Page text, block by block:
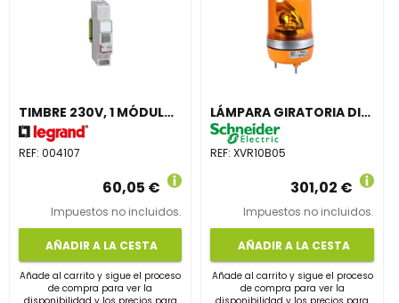
TIMBRE 230V, 1 MÓDULO LEXIC
REF: 004107
60,05 €
Impuestos no incluidos.
AÑADIR A LA CESTA
Añade al carrito y sigue el proceso
de compra para ver la
LÁMPARA GIRATORIA DIÁMETRO 106 24V NARANJA
REF:XVR10B05
301,02 €
Impuestos no incluidos.
AÑADIR A LA CESTA
Añade al carrito y sigue el proceso
de compra para ver la